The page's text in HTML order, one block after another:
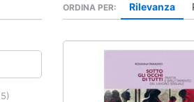
Libri di Arte, Design e
5)
ORDINA PER Rilevanza